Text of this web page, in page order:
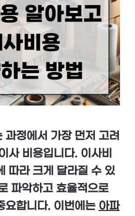
과정에서 가장 먼저 고려
사 비용입니다. 이사비
따라 크게 달라질 수 있
파악하고 효율적으로
요합니다. 이번에는 아파